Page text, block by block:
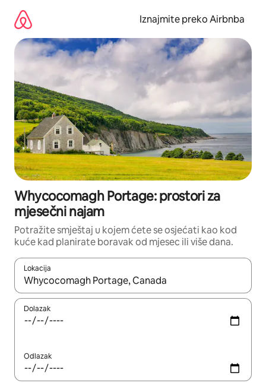
sadržaj
Iznajmite preko Airbnba
Whycocomagh Portage: prostori za
mjesečni najam
Potražite smještaj u kojem ćete se osjećati kao kod
kuće kad planirate boravak od mjesec ili više dana.
Lokacija
Kada budu dostupni rezultati, moći ćete ih pregledati
Dolazak
Odlazak